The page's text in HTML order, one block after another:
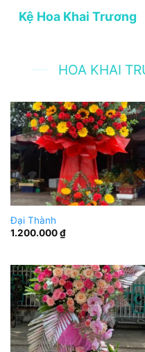
Kệ Hoa Khai Trương
HOA KHAI
Đại Thành
1.200.000₫